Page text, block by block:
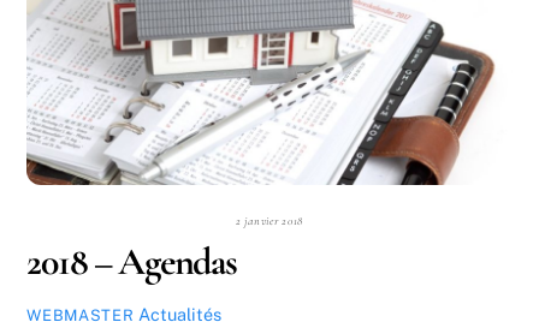
2 janvier 2018
2018 – Agendas
WEBMASTER Actualités